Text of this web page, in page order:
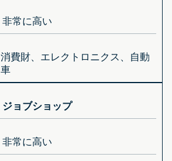
非常に高い
消費財、エレクトロニクス、自動
車
ジョブショップ
非常に高い